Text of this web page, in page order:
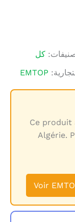
كل
EMTOP
Ce produit
Algérie.